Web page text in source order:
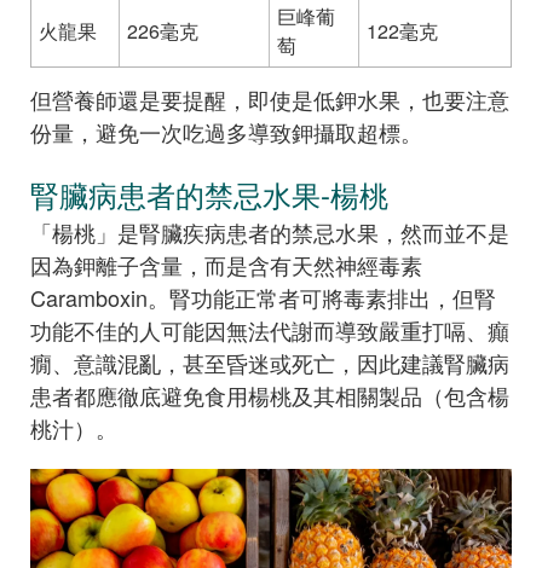
火龍果 226毫克
巨峰葡
萄
122毫克
但營養師還是要提醒，即使是低鉀水果，也要注意
份量，避免一次吃過多導致鉀攝取超標。
腎臟病患者的禁忌水果-楊桃
「楊桃」是腎臟疾病患者的禁忌水果，然而並不是
因為鉀離子含量，而是含有天然神經毒素
Caramboxin。腎功能正常者可將毒素排出，但腎
功能不佳的人可能因無法代謝而導致嚴重打嗝、癲
癇、意識混亂，甚至昏迷或死亡，因此建議腎臟病
患者都應徹底避免食用楊桃及其相關製品（包含楊
桃汁）。